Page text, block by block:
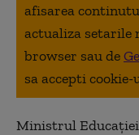
afisarea
actualiza setarile
browser sau de
sa accepti
Ministrul